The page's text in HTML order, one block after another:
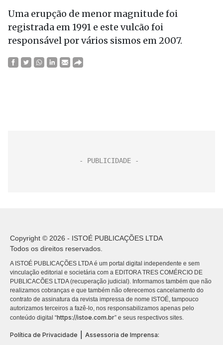
Uma erupção de menor magnitude foi
registrada em 1991 e este vulcão foi
responsável por vários sismos em 2007.
Copyright © 2026 - ISTOÉ PUBLICAÇÕES LTDA
Todos os direitos reservados.
A ISTOÉ PUBLICAÇÕES LTDA é um portal digital independente e sem
vinculação editorial e societária com a EDITORA TRES COMÉRCIO DE
PUBLICACÕES LTDA (recuperação judicial). Informamos também que não
realizamos cobranças e que também não oferecemos cancelamento do
contrato de assinatura da revista impressa de nome ISTOÉ, tampouco
autorizamos terceiros a fazê-lo, nos responsabilizamos apenas pelo
conteúdo digital “https://istoe.com.br” e seus respectivos sites.
Política de Privacidade
Assessoria de Imprensa: